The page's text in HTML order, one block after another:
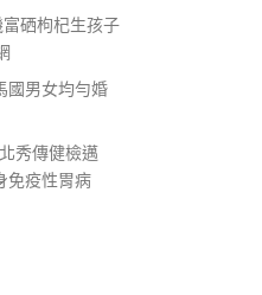
硒枸杞生孩子
國男女均勻婚
秀傳健檢邁
免疫性胃病